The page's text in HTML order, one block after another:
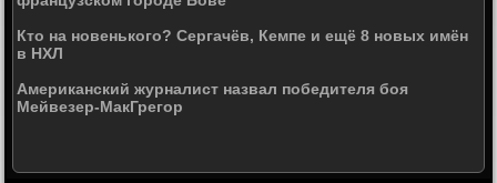
Кто на новенького? Сергачёв, Кемпе и ещё 8 новых имён
в НХЛ
Американский журналист назвал победителя боя
Мейвезер-МакГрегор